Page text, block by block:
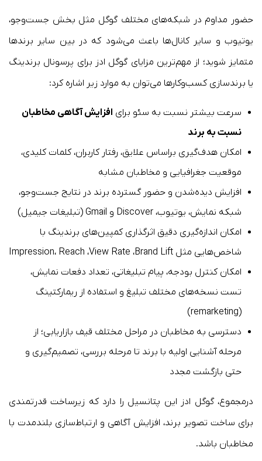
حضور مداوم در شبکه‌های مختلف گوگل مثل بخش جست‌وجو،
یوتیوب و سایر کانال‌ها باعث می‌شود که در بین سایر برندها
متمایز شوید؛ از مهم‌ترین مزایای گوگل ادز برای پرسونال برندینگ
یا برندسازی کسب‌وکارها می‌توان به موارد زیر اشاره کرد:
سرعت بیشتر نسبت به سئو برای افزایش آگاهی مخاطبان
نسبت به برند
امکان هدف‌گیری براساس علایق، رفتار کاربران، کلمات کلیدی،
موقعیت جغرافیایی و مخاطبان مشابه
افزایش دیده‌شدن و حضور گسترده برند در نتایج جست‌وجو،
شبکه نمایش، یوتیوب، Discover و Gmail (تبلیغات جیمیل)
امکان اندازه‌گیری دقیق اثرگذاری کمپین‌های برندینگ با
شاخص‌هایی مثل Impression، Reach ،View Rate ،Brand Lift
امکان کنترل بودجه، پیام تبلیغاتی، تعداد دفعات نمایش،
تست نسخه‌های مختلف تبلیغ و استفاده از ریمارکتینگ
(remarketing)
دسترسی به مخاطبان در مراحل مختلف قیف بازاریابی؛ از
مرحله آشنایی اولیه با برند تا مرحله بررسی، تصمیم‌گیری و
حتی بازگشت مجدد
درمجموع، گوگل ادز این پتانسیل را دارد که زیرساخت قدرتمندی
برای ساخت تصویر برند، افزایش آگاهی و ارتباط‌سازی بلندمدت با
مخاطبان باشد.